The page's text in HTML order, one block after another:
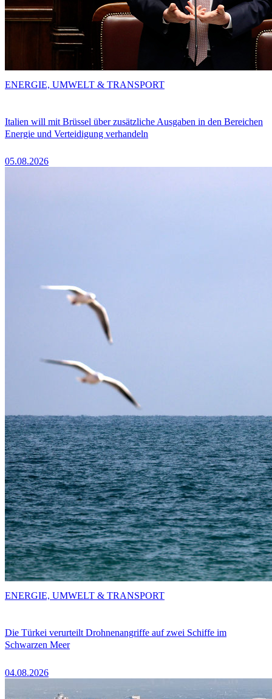
Italien will mit Brüssel über zusätzliche Ausgaben in den Bereichen
Energie und Verteidigung verhandeln
05.08.2026
ENERGIE, UMWELT & TRANSPORT
Die Türkei verurteilt Drohnenangriffe auf zwei Schiffe im
Schwarzen Meer
04.08.2026
ENERGIE, UMWELT & TRANSPORT